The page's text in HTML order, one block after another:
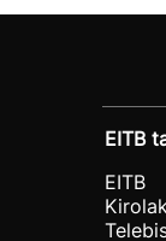
EITB
EITB